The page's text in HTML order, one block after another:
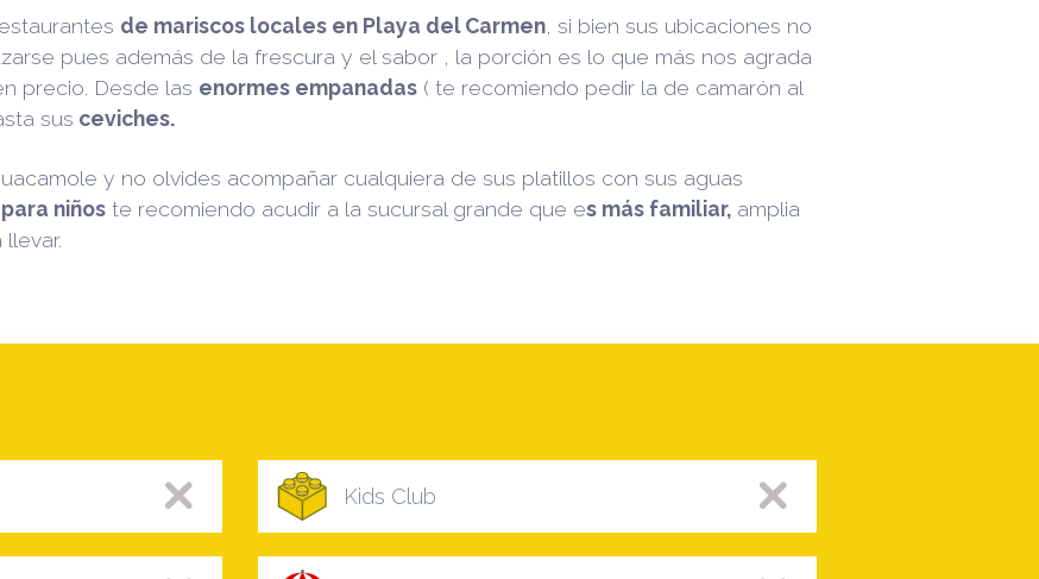
de mariscos locales en Playa del Carmen , si bien sus ubicaciones no
pues además de la frescura y el sabor , la porción es lo que más nos agrada
precio. Desde las enormes empanadas ( te recomiendo pedir la de camarón al
sus ceviches.
y no olvides acompañar cualquiera de sus platillos con sus aguas
niños te recomiendo acudir a la sucursal grande que es más familiar, amplia
Kids Club